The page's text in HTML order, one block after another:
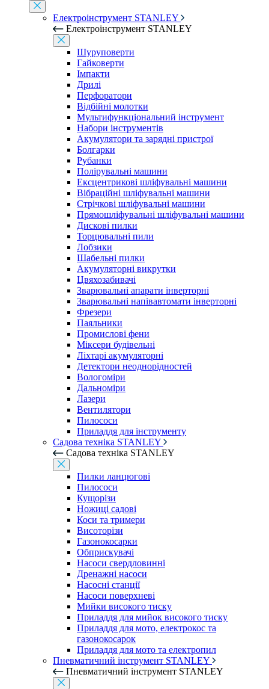
Електроінструмент STANLEY
Електроінструмент STANLEY
Шуруповерти
Гайковерти
Імпакти
Дрилі
Перфоратори
Відбійні молотки
Мультифункціональний інструмент
Набори інструментів
Акумулятори та зарядні пристрої
Болгарки
Рубанки
Полірувальні машини
Ексцентрикові шліфувальні машини
Вібраційні шліфувальні машини
Стрічкові шліфувальні машини
Прямошліфувальні шліфувальні машини
Дискові пилки
Торцювальні пили
Лобзики
Шабельні пилки
Акумуляторні викрутки
Цвяхозабивачі
Зварювальні апарати інверторні
Зварювальні напівавтомати інверторні
Фрезери
Паяльники
Промислові фени
Міксери будівельні
Ліхтарі акумуляторні
Детектори неоднорідностей
Вологоміри
Дальноміри
Лазери
Вентилятори
Пилососи
Приладдя для інструменту
Садова техніка STANLEY
Садова техніка STANLEY
Пилки ланцюгові
Пилососи
Кущорізи
Ножиці садові
Коси та тримери
Висоторізи
Газонокосарки
Обприскувачі
Насоси свердловинні
Дренажні насоси
Насосні станції
Насоси поверхневі
Мийки високого тиску
Приладдя для мийок високого тиску
Приладдя для мото, електрокос та
газонокосарок
Приладдя для мото та електропил
Пневматичний інструмент STANLEY
Пневматичний інструмент STANLEY